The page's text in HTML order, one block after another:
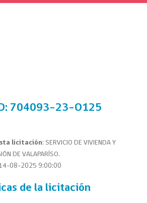
704093-23-O125
licitación: SERVICIO DE VIVIENDA Y
DE VALAPARÍSO.
08-2025 9:00:00
de la licitación